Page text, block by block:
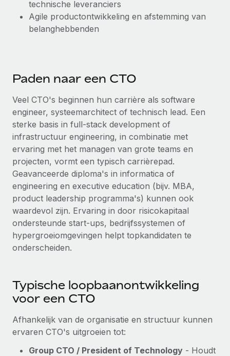
technische leveranciers
Agile productontwikkeling en afstemming van
belanghebbenden
Paden naar een CTO
Veel CTO's beginnen hun carrière als software
engineer, systeemarchitect of technisch lead. Een
sterke basis in full-stack development of
infrastructuur engineering, in combinatie met
ervaring met het managen van grote teams en
projecten, vormt een typisch carrièrepad.
Geavanceerde diploma's in informatica of
engineering en executive education (bijv. MBA,
product leadership programma's) kunnen ook
waardevol zijn. Ervaring in door risicokapitaal
ondersteunde start-ups, bedrijfssystemen of
hypergroeiomgevingen helpt topkandidaten te
onderscheiden.
Typische loopbaanontwikkeling
voor een CTO
Afhankelijk van de organisatie en structuur kunnen
ervaren CTO's uitgroeien tot:
Group CTO / President of Technology - Houdt